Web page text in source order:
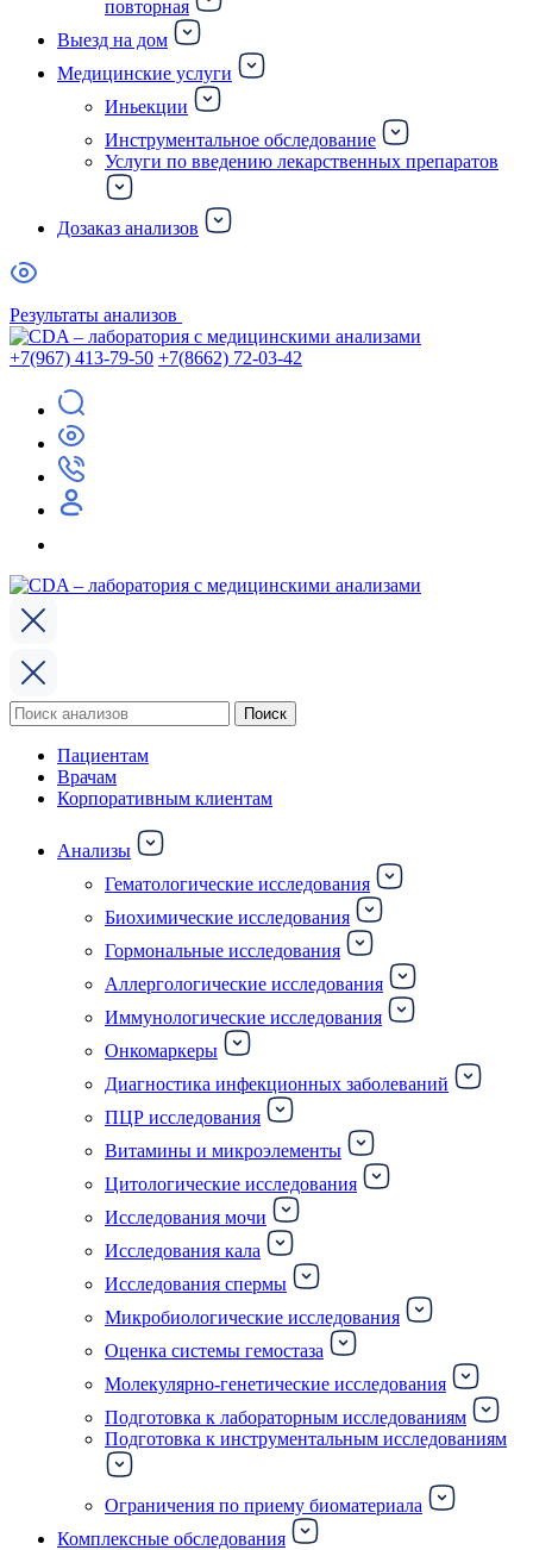
повторная
Выезд на дом
Медицинские услуги
Иньекции
Инструментальное обследование
Услуги по введению лекарственных препаратов
Дозаказ анализов
Результаты анализов
+7(967) 413-79-50 +7(8662) 72-03-42
Поиск
по:
Поиск
Пациентам
Врачам
Корпоративным клиентам
Анализы
Гематологические исследования
Биохимические исследования
Гормональные исследования
Аллергологические исследования
Иммунологические исследования
Онкомаркеры
Диагностика инфекционных заболеваний
ПЦР исследования
Витамины и микроэлементы
Цитологические исследования
Исследования мочи
Исследования кала
Исследования спермы
Микробиологические исследования
Оценка системы гемостаза
Молекулярно-генетические исследования
Подготовка к лабораторным исследованиям
Подготовка к инструментальным исследованиям
Ограничения по приему биоматериала
Комплексные обследования